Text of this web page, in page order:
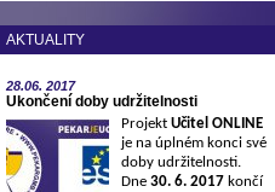
AKTUALITY
28.06. 2017
Ukončení doby udržitelnosti
Projekt Učitel ONLINE
je na úplném konci své
doby udržitelnosti.
Dne 30. 6. 2017 končí